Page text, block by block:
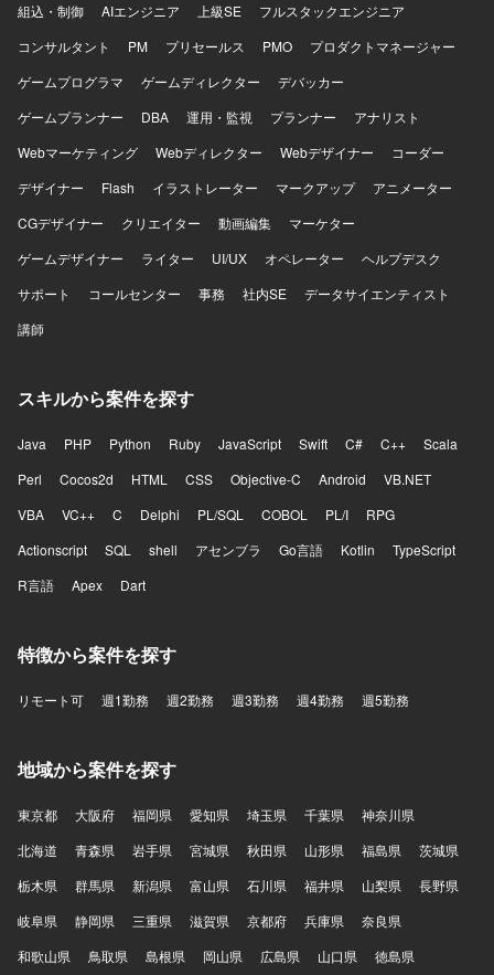
ープライズ向けの先進的なクラウドアーキテクチャに携わ
ることができます。 【開発環境】 AWS（VPC、Subnet、
NAT GW、IGW、VPC Endpoints、Route 53、ALB、ECS
on Fargate、ECR、Aurora PostgreSQL、RDS Proxy、
v2、IAM、KMS、Secrets Manager、GuardDuty、Security
Hub、AWS Config、CloudTrail、AWS Shield、
Terraform、AWS CDK、GitHub Actions、CodePipeline、
OneLoginによるSSO連携、SAML/OIDCによる認証連携な
どの環境で作業いただきます。
心に利用します。運用・タスク管理ツールとして
Redmine、Lanscopeなどを利用します。
組込・制御
AIエンジニア 上級SE
フルスタックエンジニア
コンサルタント
PM プリセールス PMO
プロダクトマネージャー
ゲームプログラマ
ゲームディレクター
デバッカー
ゲームプランナー
DBA 運用・監視 プランナー
アナリスト
Webマーケティング
Webディレクター Webデザイナー
コーダー
デザイナー
Flash イラストレーター マークアップ
アニメーター
CGデザイナー
クリエイター 動画編集
マーケター
ゲームデザイナー
ライター UI/UX オペレーター
ヘルプデスク
サポート
コールセンター 事務 社内SE
データサイエンティスト
講師
スキルから案件を探す
Java PHP Python Ruby JavaScript Swift C# C++
Scala
Perl
Cocos2d HTML CSS Objective-C Android
VB.NET
VBA
VC++ C Delphi PL/SQL COBOL PL/I
RPG
Actionscript
SQL shell アセンブラ Go言語 Kotlin
TypeScript
R言語
Apex Dart
特徴から案件を探す
リモート可 週1勤務 週2勤務 週3勤務 週4勤務 週5勤務
地域から案件を探す
東京都 大阪府 福岡県 愛知県 埼玉県 千葉県
神奈川県
北海道
青森県 岩手県 宮城県 秋田県 山形県 福島県
茨城県
栃木県
群馬県 新潟県 富山県 石川県 福井県 山梨県
長野県
岐阜県
静岡県 三重県 滋賀県 京都府 兵庫県
奈良県
和歌山県
鳥取県 島根県 岡山県 広島県 山口県 徳島県